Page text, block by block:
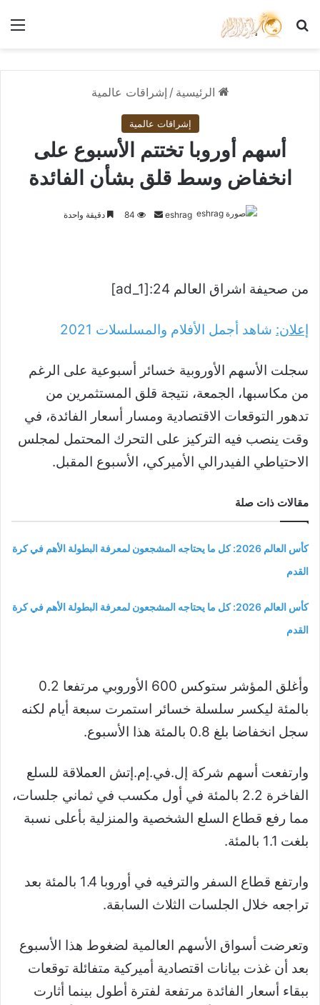
بحث عن
الرئيسية / إشراقات عالمية
إشراقات عالمية
أسهم أوروبا تختتم الأسبوع على
انخفاض وسط قلق بشأن الفائدة
eshrag
أرسل 84 دقيقة واحدة
من صحيفة اشراق العالم 24:[ad_1]
إعلان: شاهد أجمل الأفلام والمسلسلات 2021
سجلت الأسهم الأوروبية خسائر أسبوعية على الرغم
من مكاسبها، الجمعة، نتيجة قلق المستثمرين من
تدهور التوقعات الاقتصادية ومسار أسعار الفائدة، في
وقت ينصب فيه التركيز على التحرك المحتمل لمجلس
الاحتياطي الفيدرالي الأميركي، الأسبوع المقبل.
مقالات ذات صلة
كأس العالم 2026: كل ما يحتاجه المشجعون لمعرفة البطولة الأهم في كرة
القدم
كأس العالم 2026: كل ما يحتاجه المشجعون لمعرفة البطولة الأهم في كرة
القدم
وأغلق المؤشر ستوكس 600 الأوروبي مرتفعا 0.2
بالمئة ليكسر سلسلة خسائر استمرت سبعة أيام لكنه
سجل انخفاضا بلغ 0.8 بالمئة هذا الأسبوع.
وارتفعت أسهم شركة إل.في.إم.إتش العملاقة للسلع
الفاخرة 2.2 بالمئة في أول مكسب في ثماني جلسات،
مما رفع قطاع السلع الشخصية والمنزلية بأعلى نسبة
بلغت 1.1 بالمئة.
وارتفع قطاع السفر والترفيه في أوروبا 1.4 بالمئة بعد
تراجعه خلال الجلسات الثلاث السابقة.
وتعرضت أسواق الأسهم العالمية لضغوط هذا الأسبوع
بعد أن غذت بيانات اقتصادية أميركية متفائلة توقعات
ببقاء أسعار الفائدة مرتفعة لفترة أطول بينما أثارت